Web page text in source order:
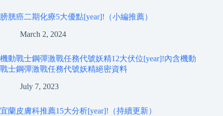
膀胱癌二期化療5大優點[year]!（小編推薦）
March 2, 2024
機動戰士鋼彈激戰任務代號妖精12大伏位[year]!內含機動
戰士鋼彈激戰任務代號妖精絕密資料
July 7, 2023
宜蘭皮膚科推薦15大分析[year]!（持續更新）